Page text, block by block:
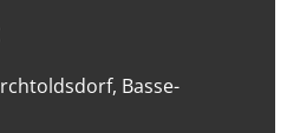
Basse-